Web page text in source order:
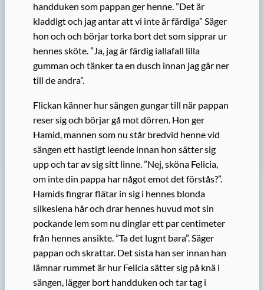
handduken som pappan ger henne. ”Det är
kladdigt och jag antar att vi inte är färdiga” Säger
hon och och börjar torka bort det som sipprar ur
hennes sköte. ”Ja, jag är färdig iallafall lilla
gumman och tänker ta en dusch innan jag går ner
till de andra”.
Flickan känner hur sängen gungar till när pappan
reser sig och börjar gå mot dörren. Hon ger
Hamid, mannen som nu står bredvid henne vid
sängen ett hastigt leende innan hon sätter sig
upp och tar av sig sitt linne. ”Nej, sköna Felicia,
om inte din pappa har något emot det förstås?”.
Hamids fingrar flätar in sig i hennes blonda
silkeslena hår och drar hennes huvud mot sin
pockande lem som nu dinglar ett par centimeter
från hennes ansikte. ”Ta det lugnt bara”. Säger
pappan och skrattar. Det sista han ser innan han
lämnar rummet är hur Felicia sätter sig på knä i
sängen, lägger bort handduken och tar tag i